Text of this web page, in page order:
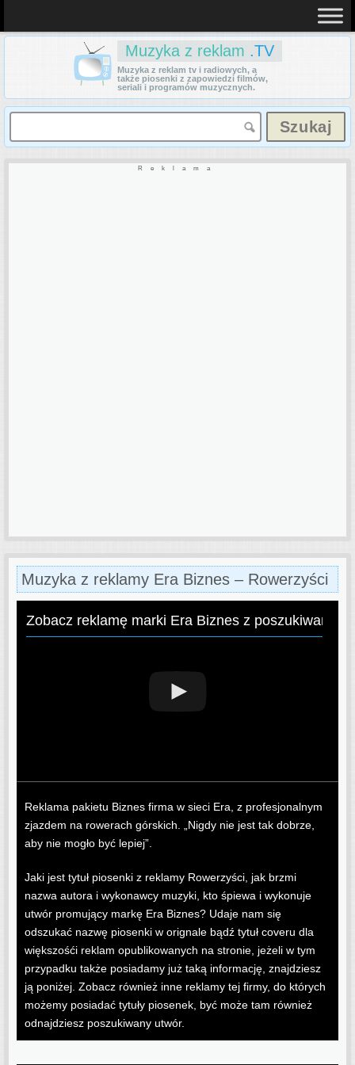
Muzyka z reklam .TV
Muzyka z reklam tv i radiowych, a
także piosenki z zapowiedzi filmów,
seriali i programów muzycznych.
Reklama
Muzyka z reklamy Era Biznes – Rowerzyści
Zobacz reklamę marki Era Biznes z poszukiwaną
Reklama pakietu Biznes firma w sieci Era, z profesjonalnym
zjazdem na rowerach górskich. „Nigdy nie jest tak dobrze,
aby nie mogło być lepiej”.
Jaki jest tytuł piosenki z reklamy Rowerzyści, jak brzmi
nazwa autora i wykonawcy muzyki, kto śpiewa i wykonuje
utwór promujący markę Era Biznes? Udaje nam się
odszukać nazwę piosenki w orignale bądź tytuł coveru dla
większośći reklam opublikowanych na stronie, jeżeli w tym
przypadku także posiadamy już taką informację, znajdziesz
ją poniżej. Zobacz również inne reklamy tej firmy, do których
możemy posiadać tytuły piosenek, być może tam również
odnajdziesz poszukiwany utwór.